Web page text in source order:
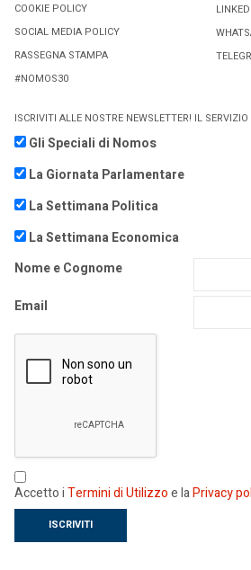
COOKIE POLICY
SOCIAL MEDIA POLICY
RASSEGNA STAMPA
#NOMOS30
ISCRIVITI ALLE NOSTRE NEWSLETTER! IL
Gli Speciali di Nomos
La Giornata Parlamentare
La Settimana Politica
La Settimana Economica
Nome e Cognome
Email
Accetto iTermini di Utilizzoe laPrivacy